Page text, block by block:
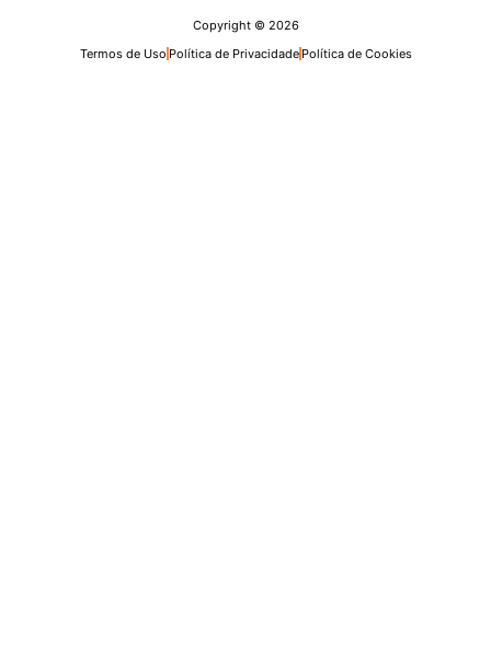
Copyright © 2026
Termos de Uso Política de Privacidade Política de Cookies